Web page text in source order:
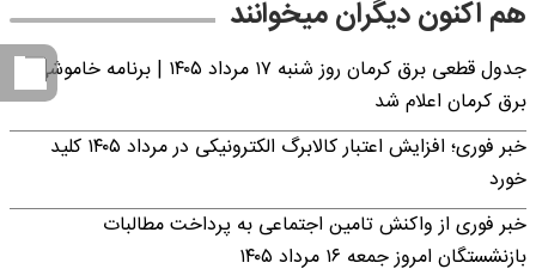
هم اکنون دیگران میخوانند
جدول قطعی برق کرمان روز شنبه ۱۷ مرداد ۱۴۰۵ | برنامه خاموشی
برق کرمان اعلام شد
خبر فوری؛ افزایش اعتبار کالابرگ الکترونیکی در مرداد ۱۴۰۵ کلید
خورد
خبر فوری از واکنش تامین اجتماعی به پرداخت مطالبات
بازنشستگان امروز جمعه ۱۶ مرداد ۱۴۰۵